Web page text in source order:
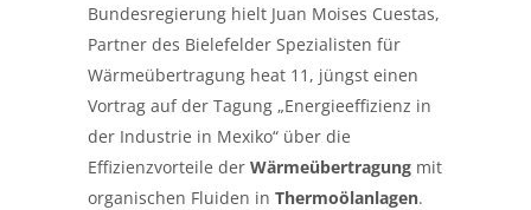
Bundesregierung hielt Juan Moises Cuestas,
Partner des Bielefelder Spezialisten für
Wärmeübertragung heat 11, jüngst einen
Vortrag auf der Tagung „Energieeffizienz in
der Industrie in Mexiko“ über die
Effizienzvorteile der Wärmeübertragung mit
organischen Fluiden in Thermoölanlagen.